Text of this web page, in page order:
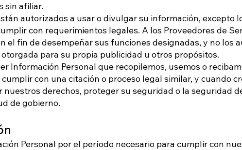
sin afiliar.
autorizados a usar o divulgar su información, excepto
con requerimientos legales. A los Proveedores de
el fin de desempeñar sus funciones designadas, y no los
para su propia publicidad u otros propósitos.
Información Personal que recopilemos, usemos o
con una citación o proceso legal similar, y cuando
nuestros derechos, proteger su seguridad o la seguridad
de gobierno.
Personal por el período necesario para cumplir con